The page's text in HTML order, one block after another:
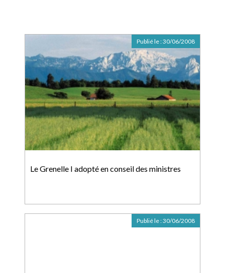
Le Grenelle I adopté en conseil des ministres
Publié le :30/06/2008
Publié le :30/06/2008